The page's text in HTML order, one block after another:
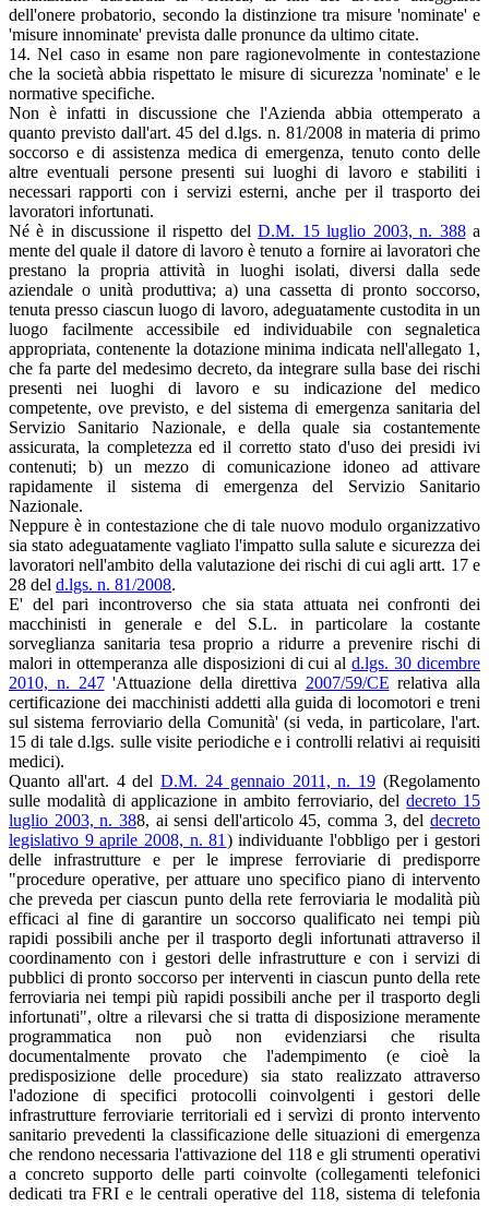
dell'onere probatorio, secondo la distinzione tra misure 'nominate' e
'misure innominate' prevista dalle pronunce da ultimo citate.
14. Nel caso in esame non pare ragionevolmente in contestazione
che la società abbia rispettato le misure di sicurezza 'nominate' e le
normative specifiche.
Non è infatti in discussione che l'Azienda abbia ottemperato a
quanto previsto dall'art. 45 del d.lgs. n. 81/2008 in materia di primo
soccorso e di assistenza medica di emergenza, tenuto conto delle
altre eventuali persone presenti sui luoghi di lavoro e stabiliti i
necessari rapporti con i servizi esterni, anche per il trasporto dei
lavoratori infortunati.
Né è in discussione il rispetto delD.M. 15 luglio 2003, n. 388a
mente del quale il datore di lavoro è tenuto a fornire ai lavoratori che
prestano la propria attività in luoghi isolati, diversi dalla sede
aziendale o unità produttiva; a) una cassetta di pronto soccorso,
tenuta presso ciascun luogo di lavoro, adeguatamente custodita in un
luogo facilmente accessibile ed individuabile con segnaletica
appropriata, contenente la dotazione minima indicata nell'allegato 1,
che fa parte del medesimo decreto, da integrare sulla base dei rischi
presenti nei luoghi di lavoro e su indicazione del medico
competente, ove previsto, e del sistema di emergenza sanitaria del
Servizio Sanitario Nazionale, e della quale sia costantemente
assicurata, la completezza ed il corretto stato d'uso dei presidi ivi
contenuti; b) un mezzo di comunicazione idoneo ad attivare
rapidamente il sistema di emergenza del Servizio Sanitario
Nazionale.
Neppure è in contestazione che di tale nuovo modulo organizzativo
sia stato adeguatamente vagliato l'impatto sulla salute e sicurezza dei
lavoratori nell'ambito della valutazione dei rischi di cui agli artt. 17 e
28 del d.lgs. n. 81/2008.
E' del pari incontroverso che sia stata attuata nei confronti dei
macchinisti in generale e del S.L. in particolare la costante
sorveglianza sanitaria tesa proprio a ridurre a prevenire rischi di
malori in ottemperanza alle disposizioni di cui ald.lgs. 30 dicembre
2010, n. 247'Attuazione della direttiva 2007/59/CE relativa alla
certificazione dei macchinisti addetti alla guida di locomotori e treni
sul sistema ferroviario della Comunità' (si veda, in particolare, l'art.
15 di tale d.lgs. sulle visite periodiche e i controlli relativi ai requisiti
medici).
Quanto all'art. 4 delD.M. 24 gennaio 2011, n. 19 (Regolamento
sulle modalità di applicazione in ambito ferroviario, deldecreto 15
luglio 2003, n. 388, ai sensi dell'articolo 45, comma 3, deldecreto
legislativo 9 aprile 2008, n. 81 ) individuante l'obbligo per i gestori
delle infrastrutture e per le imprese ferroviarie di predisporre
"procedure operative, per attuare uno specifico piano di intervento
che preveda per ciascun punto della rete ferroviaria le modalità più
efficaci al fine di garantire un soccorso qualificato nei tempi più
rapidi possibili anche per il trasporto degli infortunati attraverso il
coordinamento con i gestori delle infrastrutture e con i servizi di
pubblici di pronto soccorso per interventi in ciascun punto della rete
ferroviaria nei tempi più rapidi possibili anche per il trasporto degli
infortunati", oltre a rilevarsi che si tratta di disposizione meramente
programmatica non può non evidenziarsi che risulta
documentalmente provato che l'adempimento (e cioè la
predisposizione delle procedure) sia stato realizzato attraverso
l'adozione di specifici protocolli coinvolgenti i gestori delle
infrastrutture ferroviarie territoriali ed i servìzi di pronto intervento
sanitario prevedenti la classificazione delle situazioni di emergenza
che rendono necessaria l'attivazione del 118 e gli strumenti operativi
a concreto supporto delle parti coinvolte (collegamenti telefonici
dedicati tra FRI e le centrali operative del 118, sistema di telefonia